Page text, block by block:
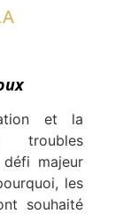
et la
troubles
majeur
les
souhaité